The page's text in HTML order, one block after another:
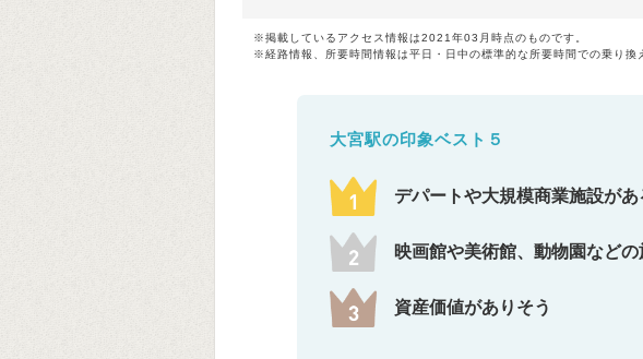
※掲載しているアクセス情報は2021年03月時点のものです。
※経路情報、所要時間情報は平日・日中の標準的な所要時間での乗り換
大宮駅の印象ベスト５
デパートや大規模商業施設があ
映画館や美術館、動物園など
資産価値がありそう